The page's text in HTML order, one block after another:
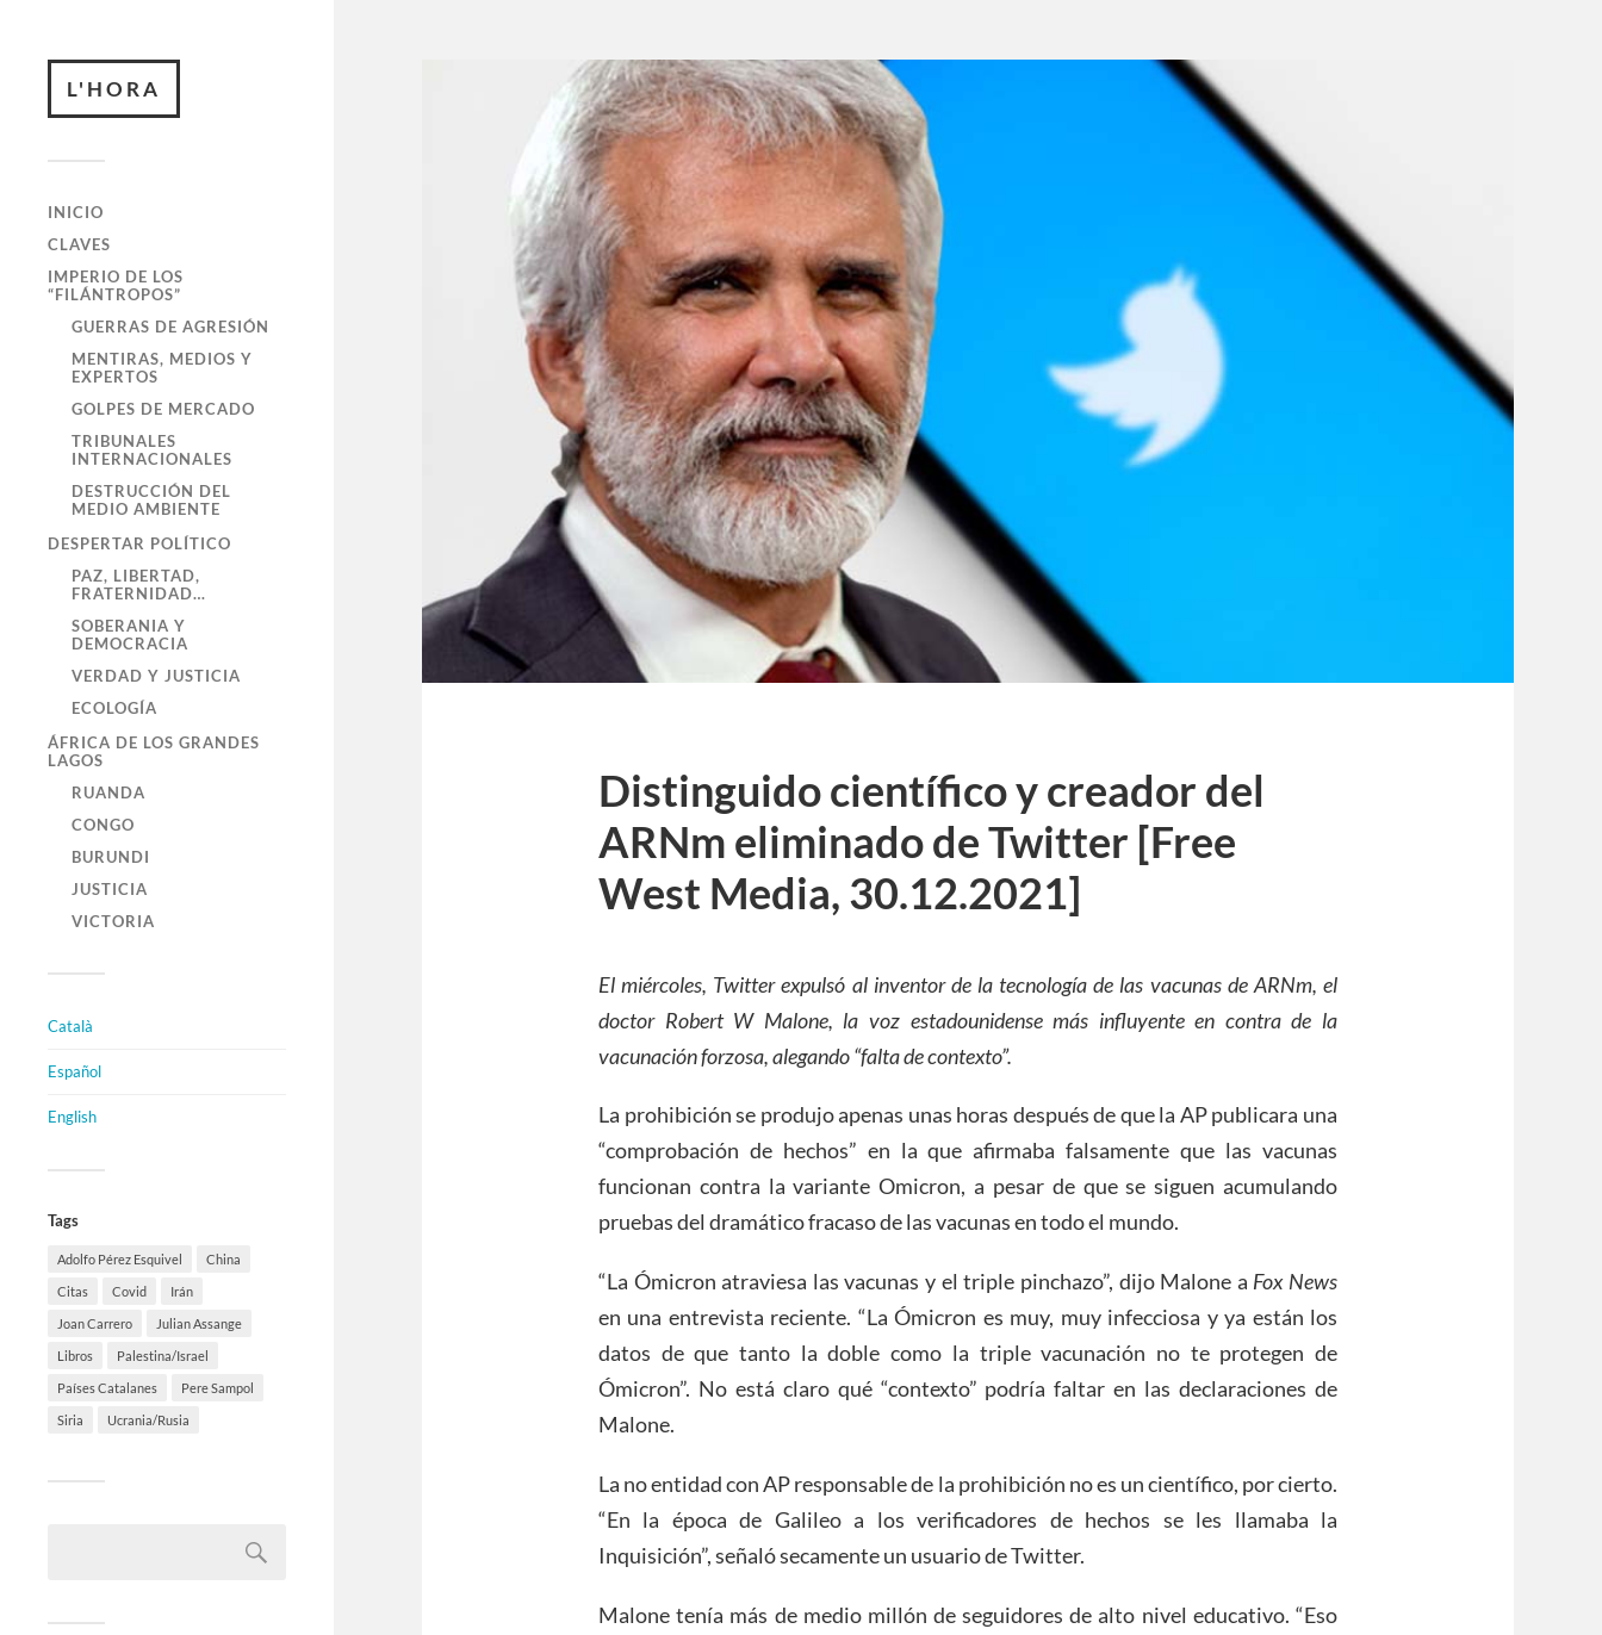
L'HORA
INICIO
CLAVES
IMPERIO DE LOS
“FILÁNTROPOS”
GUERRAS DE AGRESIÓN
MENTIRAS, MEDIOS Y
EXPERTOS
GOLPES DE MERCADO
TRIBUNALES
INTERNACIONALES
DESTRUCCIÓN DEL
MEDIO AMBIENTE
DESPERTAR POLÍTICO
PAZ, LIBERTAD,
FRATERNIDAD…
SOBERANIA Y
DEMOCRACIA
VERDAD Y JUSTICIA
ECOLOGÍA
ÁFRICA DE LOS GRANDES
LAGOS
RUANDA
CONGO
BURUNDI
JUSTICIA
VICTORIA
Català
Español
English
Tags
Adolfo Pérez Esquivel China
Citas Covid Irán
Joan Carrero Julian Assange
Libros Palestina/Israel
Países Catalanes Pere Sampol
Siria Ucrania/Rusia
Distinguido científico y creador del
ARNm eliminado de Twitter [Free
West Media, 30.12.2021]
El miércoles, Twitter expulsó al inventor de la tecnología de las vacunas de ARNm, el
doctor Robert W Malone, la voz estadounidense más influyente en contra de la
vacunación forzosa, alegando “falta de contexto”.
La prohibición se produjo apenas unas horas después de que la AP publicara una
“comprobación de hechos” en la que afirmaba falsamente que las vacunas
funcionan contra la variante Omicron, a pesar de que se siguen acumulando
pruebas del dramático fracaso de las vacunas en todo el mundo.
“La Ómicron atraviesa las vacunas y el triple pinchazo”, dijo Malone a Fox News
en una entrevista reciente. “La Ómicron es muy, muy infecciosa y ya están los
datos de que tanto la doble como la triple vacunación no te protegen de
Ómicron”. No está claro qué “contexto” podría faltar en las declaraciones de
Malone.
La no entidad con AP responsable de la prohibición no es un científico, por cierto.
“En la época de Galileo a los verificadores de hechos se les llamaba la
Inquisición”, señaló secamente un usuario de Twitter.
Malone tenía más de medio millón de seguidores de alto nivel educativo. “Eso